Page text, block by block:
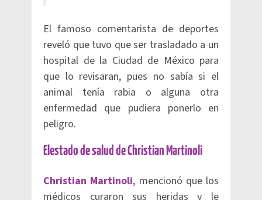
El famoso comentarista de deportes
reveló que tuvo que ser trasladado a un
hospital de la Ciudad de México para
que lo revisaran, pues no sabía si el
animal tenía rabia o alguna otra
enfermedad que pudiera ponerlo en
peligro.
Elestado de salud de Christian Martinoli
Christian Martinoli, mencionó que los
médicos curaron sus heridas y le